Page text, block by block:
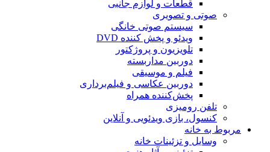
قطعات و لوازم جانبی
صوتی و تصویری
سیستم صوتی خانگی
ویدئو و پخش کننده DVD
تلویزیون و پروژکتور
دوربین مداربسته
فیلم و موسیقی
دوربین عکاسی و فیلم‌برداری
پخش‌کننده همراه
تلفن رومیزی
کنسول، بازی‌ ویدئویی و آنلاین
مربوط به خانه
وسایل و تزئینات خانه